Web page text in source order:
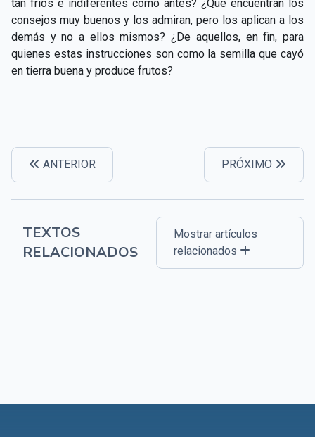
tan fríos e indiferentes como antes? ¿Que encuentran los
consejos muy buenos y los admiran, pero los aplican a los
demás y no a ellos mismos? ¿De aquellos, en fin, para
quienes estas instrucciones son como la semilla que cayó
en tierra buena y produce frutos?
ANTERIOR PRÓXIMO
TEXTOS
RELACIONADOS
Mostrar artículos
relacionados